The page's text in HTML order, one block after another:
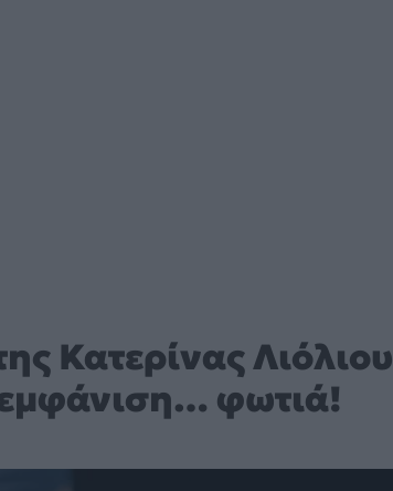
Κατερίνας Λιόλιου
εμφάνιση… φωτιά!